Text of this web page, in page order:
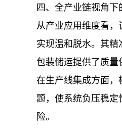
四、全产业链视角下
从产业应用维度看，
实现温和脱水。其
包装储运提供了质量
在生产线集成方面，
题，使系统负压稳
险。